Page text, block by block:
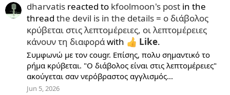
dharvatis reacted to kfoolmoon's post in the
thread the devil is in the details = ο διάβολος
κρύβεται στις λεπτομέρειες, οι λεπτομέρειες
κάνουν τη διαφοράwith Like.
Συμφωνώ με τον cougr. Επίσης, πολυ σημαντικό το
ρήμα κρύβεται. "Ο διάβολος είναι στις λεπτομέρειες"
ακούγεται σαν νερόβραστος αγγλισμός...
Jun 5, 2026